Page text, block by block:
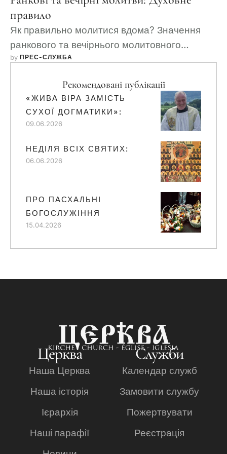
правило
Як правильно молитися вдома? Значення
ранкового та вечірнього молитовного
правила.
by ПРЕС-СЛУЖБА
Рекомендовані публікації
«ЖИВА ВІРА ЗАМІСТЬ
СУХОЇ ДОГМАТИКИ»:
09.06.2026
НЕДІЛЯ ВСІХ СВЯТИХ:
06.06.2026
ПРО ПАСХАЛЬНІ
БОГОСЛУЖІННЯ
15.04.2026
Церква
Наша Церква
Наша історія
Ієрархія
Наші парафії
Служби
Календар служб
Замовити службу
Пожертвувати
Реєстрація